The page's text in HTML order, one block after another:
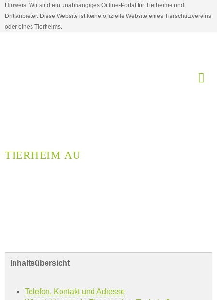
Hinweis: Wir sind ein unabhängiges Online-Portal für Tierheime und
Drittanbieter. Diese Website ist keine offizielle Website eines Tierschutzvereins
oder eines Tierheims.
TIERHEIM AU
Inhaltsübersicht
Telefon, Kontakt und Adresse